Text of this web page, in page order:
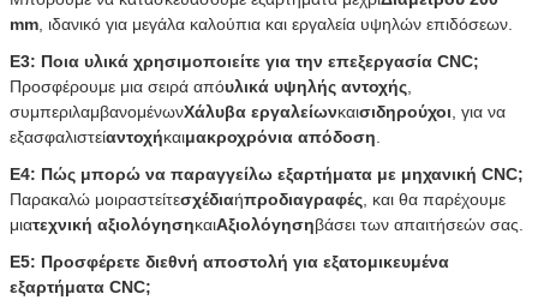
mm , ιδανικό για μεγάλα καλούπια και εργαλεία υψηλών επιδόσεων.
Ε3: Ποια υλικά χρησιμοποιείτε για την επεξεργασία CNC;
Προσφέρουμε μια σειρά απόυλικά υψηλής αντοχής
συμπεριλαμβανομένωνΧάλυβα εργαλείωνκαισιδηρούχοι , για να
εξασφαλιστείαντοχήκαιμακροχρόνια απόδοση
Ε4: Πώς μπορώ να παραγγείλω εξαρτήματα με μηχανική CNC;
Παρακαλώ μοιραστείτεσχέδιαήπροδιαγραφές , και θα παρέχουμε
μιατεχνική αξιολόγησηκαιΑξιολόγησηβάσει των απαιτήσεών σας.
Ε5: Προσφέρετε διεθνή αποστολή για εξατομικευμένα
εξαρτήματα CNC;